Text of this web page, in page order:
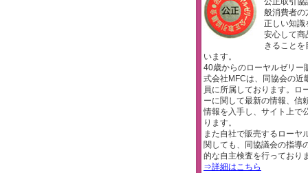
般消費者の
正しい知識
安心して商
きることを
います。
40歳からのローヤルゼリー
式会社MFCは、同協会の近
員に所属しております。ロ
ーに関して最新の情報、信
情報を入手し、サイト上で
ります。
また自社で販売するローヤ
関しても、同協議会の指導
的な自主検査を行っており
⇒詳細はこちら